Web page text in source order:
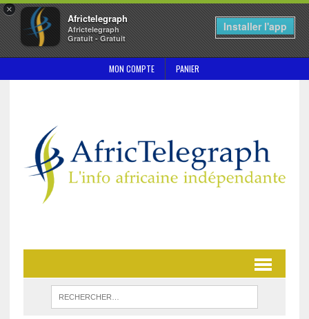
×
Africtelegraph
Africtelegraph
Gratuit - Gratuit
Installer l'app
MON COMPTE PANIER